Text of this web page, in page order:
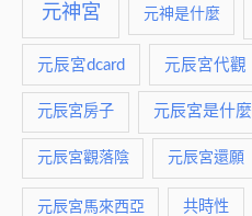
元神宮 元神是什麼
元辰宮dcard 元辰宮代觀
元辰宮房子 元辰宮是什麼
元辰宮觀落陰 元辰宮還願
元辰宮馬來西亞 共時性